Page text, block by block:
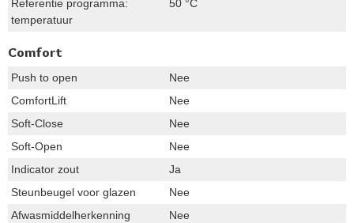
Referentie programma:
temperatuur
50 °C
Comfort
Push to open
Nee
ComfortLift
Nee
Soft-Close
Nee
Soft-Open
Nee
Indicator zout
Ja
Steunbeugel voor glazen
Nee
Afwasmiddelherkenning
Nee